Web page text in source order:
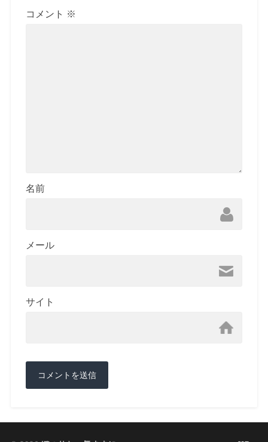
コメント ※
名前
メール
サイト